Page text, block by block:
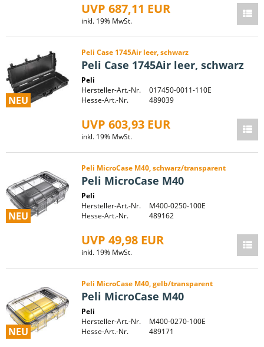
UVP 687,11 EUR
inkl. 19% MwSt.
NEU
Peli Case 1745Air leer, schwarz
Peli Case 1745Air leer, schwarz
Peli
Hersteller-Art.-Nr.
017450-0011-110E
Hesse-Art.-Nr.
489039
UVP 603,93 EUR
inkl. 19% MwSt.
NEU
Peli MicroCase M40, schwarz/transparent
Peli MicroCase M40
Peli
Hersteller-Art.-Nr.
M400-0250-100E
Hesse-Art.-Nr.
489162
UVP 49,98 EUR
inkl. 19% MwSt.
NEU
Peli MicroCase M40, gelb/transparent
Peli MicroCase M40
Peli
Hersteller-Art.-Nr.
M400-0270-100E
Hesse-Art.-Nr.
489171